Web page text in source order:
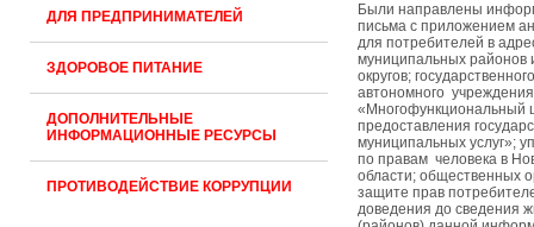
ДЛЯ ПРЕДПРИНИМАТЕЛЕЙ
ЗДОРОВОЕ ПИТАНИЕ
ДОПОЛНИТЕЛЬНЫЕ
ИНФОРМАЦИОННЫЕ РЕСУРСЫ
ПРОТИВОДЕЙСТВИЕ КОРРУПЦИИ
Были направлены
письма с приложением
для потребителей в
муниципальных районов
округов;
автономного учреждения
«Многофункциональный
предоставления
муниципальных услуг»;
по правам человека в
области; общественных
защите прав
доведения до сведения